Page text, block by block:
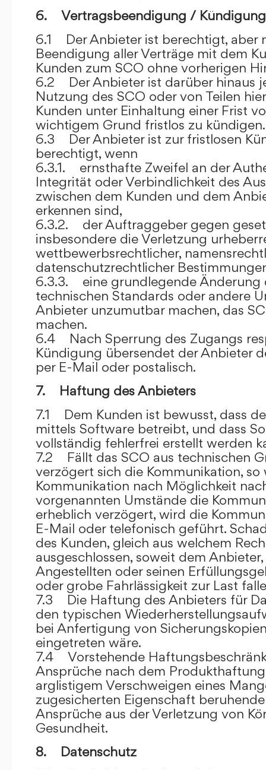
6. Vertragsbeendigung / Kündigung
6.1 Der Anbieter ist berechtigt, aber
Beendigung aller Verträge mit dem
Kunden zum SCO ohne vorherigen
6.2 Der Anbieter ist darüber hinaus
Nutzung des SCO oder von Teilen
Kunden unter Einhaltung einer Frist
wichtigem Grund fristlos zu kündigen.
6.3 Der Anbieter ist zur fristlosen
berechtigt, wenn
6.3.1. ernsthafte Zweifel an der
Integrität oder Verbindlichkeit des
zwischen dem Kunden und dem
erkennen sind,
6.3.2. der Auftraggeber gegen
insbesondere die Verletzung
wettbewerbsrechtlicher,
datenschutzrechtlicher
6.3.3. eine grundlegende Änderung
technischen Standards oder andere
Anbieter unzumutbar machen, das
machen.
6.4 Nach Sperrung des Zugangs
Kündigung übersendet der Anbieter
per E-Mail oder postalisch.
7. Haftung des Anbieters
7.1 Dem Kunden ist bewusst, dass
mittels Software betreibt, und dass
vollständig fehlerfrei erstellt werden
7.2 Fällt das SCO aus technischen
verzögert sich die Kommunikation, so
Kommunikation nach Möglichkeit
vorgenannten Umstände die
erheblich verzögert, wird die
E-Mail oder telefonisch geführt.
des Kunden, gleich aus welchem
ausgeschlossen, soweit dem
Angestellten oder seinen
oder grobe Fahrlässigkeit zur Last
7.3 Die Haftung des Anbieters für
den typischen
bei Anfertigung von
eingetreten wäre.
7.4 Vorstehende
Ansprüche nach dem
arglistigem Verschweigen eines
zugesicherten Eigenschaft
Ansprüche aus der Verletzung von
Gesundheit.
8. Datenschutz